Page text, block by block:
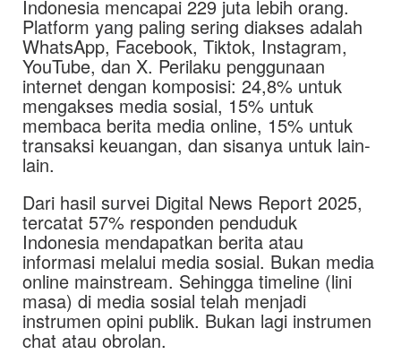
Indonesia mencapai 229 juta lebih orang.
Platform yang paling sering diakses adalah
WhatsApp, Facebook, Tiktok, Instagram,
YouTube, dan X. Perilaku penggunaan
internet dengan komposisi: 24,8% untuk
mengakses media sosial, 15% untuk
membaca berita media online, 15% untuk
transaksi keuangan, dan sisanya untuk lain-
lain.
Dari hasil survei Digital News Report 2025,
tercatat 57% responden penduduk
Indonesia mendapatkan berita atau
informasi melalui media sosial. Bukan media
online mainstream. Sehingga timeline (lini
masa) di media sosial telah menjadi
instrumen opini publik. Bukan lagi instrumen
chat atau obrolan.